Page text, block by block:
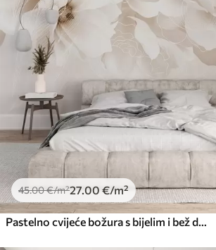
45.00€/m²27 .00 €/m²